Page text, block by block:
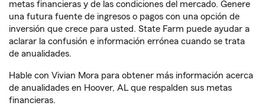
metas financieras y de las condiciones del mercado. Genere
una futura fuente de ingresos o pagos con una opción de
inversión que crece para usted. State Farm puede ayudar a
aclarar la confusión e información errónea cuando se trata
de anualidades.
Hable con Vivian Mora para obtener más información acerca
de anualidades en Hoover, AL que respalden sus metas
financieras.